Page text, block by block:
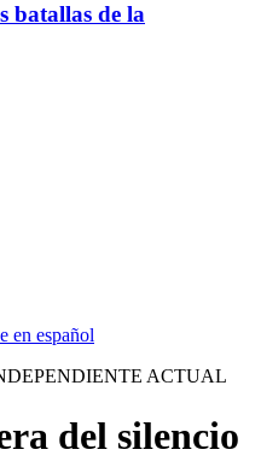
batallas de la
en español
ACTUAL
del silencio